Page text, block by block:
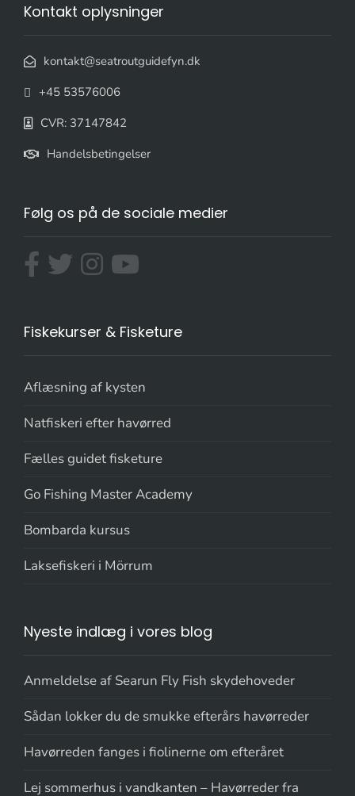
Kontakt oplysninger
kontakt@seatroutguidefyn.dk
+45 53576006
CVR: 37147842
Handelsbetingelser
Følg os på de sociale medier
Fiskekurser & Fisketure
Aflæsning af kysten
Natfiskeri efter havørred
Fælles guidet fisketure
Go Fishing Master Academy
Bombarda kursus
Laksefiskeri i Mörrum
Nyeste indlæg i vores blog
Anmeldelse af Searun Fly Fish skydehoveder
Sådan lokker du de smukke efterårs havørreder
Havørreden fanges i fiolinerne om efteråret
Lej sommerhus i vandkanten – Havørreder fra